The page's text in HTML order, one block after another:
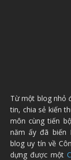
Từ một blog nhỏ
tin, chia sẻ kiến
môn cùng tiến
năm ấy đã biến
blog uy tín về
dựng được một